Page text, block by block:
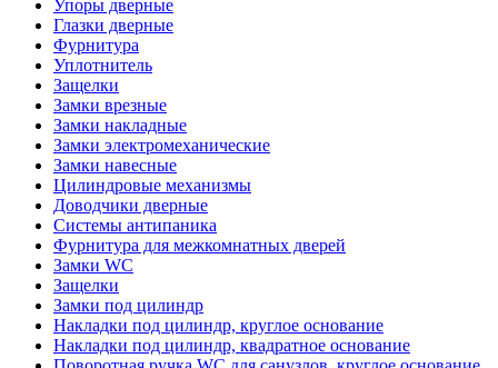
Упоры дверные
Глазки дверные
Фурнитура
Уплотнитель
Защелки
Замки врезные
Замки накладные
Замки электромеханические
Замки навесные
Цилиндровые механизмы
Доводчики дверные
Системы антипаника
Фурнитура для межкомнатных дверей
Замки WC
Защелки
Замки под цилиндр
Накладки под цилиндр, круглое основание
Накладки под цилиндр, квадратное основание